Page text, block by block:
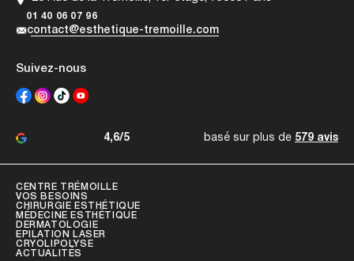
01 40 06 07 96
contact@esthetique-tremoille.com
Suivez-nous
4,6/5 basé sur plus de 579 avis
CENTRE TRÉMOILLE
VOS BESOINS
CHIRURGIE ESTHÉTIQUE
MÉDECINE ESTHÉTIQUE
DERMATOLOGIE
EPILATION LASER
CRYOLIPOLYSE
ACTUALITÉS